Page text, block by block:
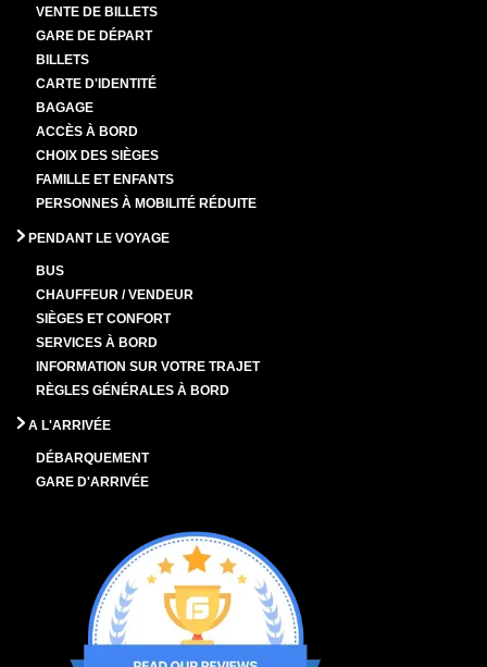
VENTE DE BILLETS
GARE DE DÉPART
BILLETS
CARTE D'IDENTITÉ
BAGAGE
ACCÈS À BORD
CHOIX DES SIÈGES
FAMILLE ET ENFANTS
PERSONNES À MOBILITÉ RÉDUITE
PENDANT LE VOYAGE
BUS
CHAUFFEUR / VENDEUR
SIÈGES ET CONFORT
SERVICES À BORD
INFORMATION SUR VOTRE TRAJET
RÈGLES GÉNÉRALES À BORD
A L'ARRIVÉE
DÉBARQUEMENT
GARE D'ARRIVÉE